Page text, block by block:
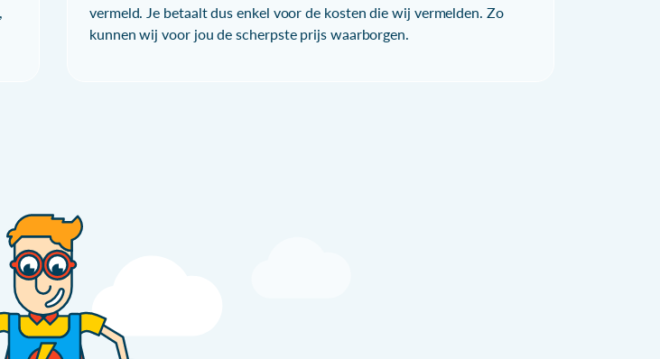
vermeld. Je betaalt dus enkel voor de kosten die wij vermelden. Zo
kunnen wij voor jou de scherpste prijs waarborgen.